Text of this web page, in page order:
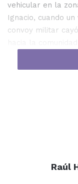
vehicular en la
Ignacio, cuando
convoy militar
operativo de la
en un fallecido
requirió
Mexicano, que
evacuación de
fallecido a
pone en
militares enRaúl